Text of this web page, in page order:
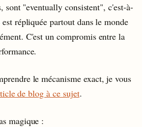
sont "eventually consistent", c'est-à-
répliquée partout dans le monde
C'est un compromis entre la
le mécanisme exact, je vous
de blog à ce sujet.
magique :